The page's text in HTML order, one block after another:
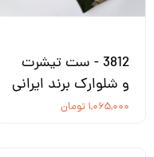
3812 - ست تیشرت
و شلوارک برند ایرانی
۱,۰۶۵,۰۰۰ تومان